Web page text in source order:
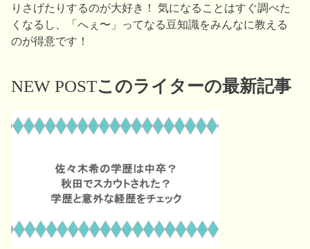
りさげたりするのが大好き！ 気になることはすぐ調べた
くなるし、「へぇ〜」ってなる豆知識をみんなに教える
のが得意です！
NEW POSTこのライターの最新記事